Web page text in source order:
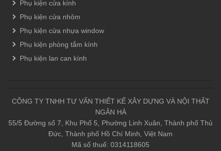
Phụ kiện cửa kính
Phụ kiện cửa nhôm
Phụ kiện cửa nhựa window
Phụ kiện phòng tắm kính
Phụ kiện lan can kính
CÔNG TY TNHH TƯ VẤN THIẾT KẾ XÂY DỰNG VÀ NỘI THẤT
NGÂN HÀ
55/5 Đường số 7, Khu Phố 5, Phường Linh Xuân, Thành phố Thủ
Đức, Thành phố Hồ Chí Minh, Việt Nam
Mã số thuế: 0314118605